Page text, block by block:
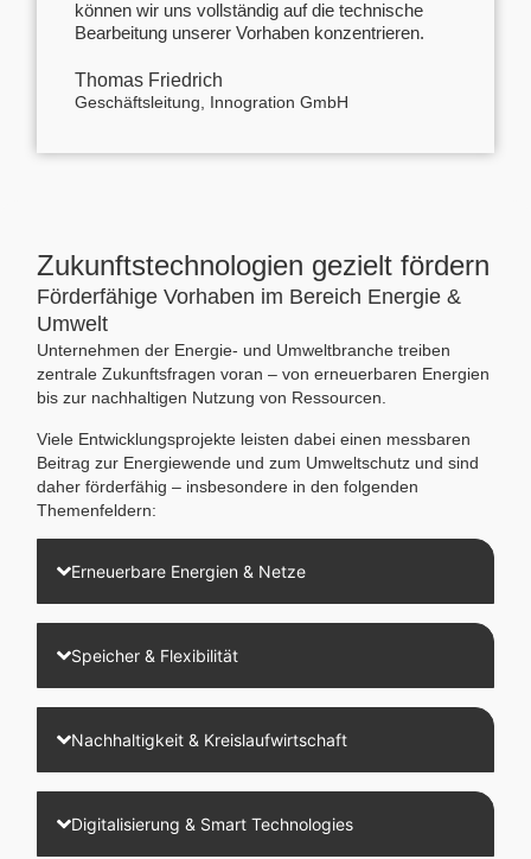
können wir uns vollständig auf die technische
Bearbeitung unserer Vorhaben konzentrieren.
Thomas Friedrich
Geschäftsleitung, Innogration GmbH
Zukunftstechnologien gezielt fördern
Förderfähige Vorhaben im Bereich Energie &
Umwelt
Unternehmen der Energie- und Umweltbranche treiben
zentrale Zukunftsfragen voran – von erneuerbaren Energien
bis zur nachhaltigen Nutzung von Ressourcen.
Viele Entwicklungsprojekte leisten dabei einen messbaren
Beitrag zur Energiewende und zum Umweltschutz und sind
daher förderfähig – insbesondere in den folgenden
Themenfeldern:
Erneuerbare Energien & Netze
Speicher & Flexibilität
Nachhaltigkeit & Kreislaufwirtschaft
Digitalisierung & Smart Technologies